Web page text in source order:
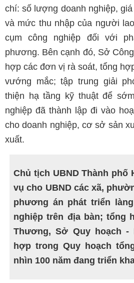
chí: số lượng doanh nghiệp,
và mức thu nhập của người
cụm công nghiệp đối với
phương. Bên cạnh đó, Sở
hợp các đơn vị rà soát, tổng
vướng mắc; tập trung giải
thiện hạ tầng kỹ thuật để
nghiệp đã thành lập đi vào
cho doanh nghiệp, cơ sở sản
xuất.
Chủ tịch UBND Thành phố
vụ cho UBND các xã,
phương án phát triển
nghiệp trên địa bàn; tổng
Thương, Sở Quy hoạch -
hợp trong Quy hoạch
nhìn 100 năm đang triển